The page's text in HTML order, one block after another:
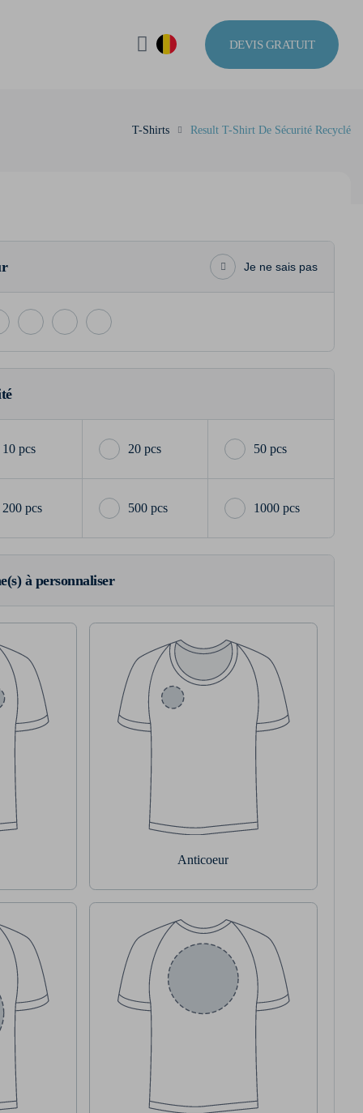
DEVIS GRATUIT
T-Shirts Result T-Shirt De Sécurité Recyclé
Je ne sais pas
10 pcs 20 pcs 50 pcs
200 pcs 500 pcs 1000 pcs
à personnaliser
Anticoeur